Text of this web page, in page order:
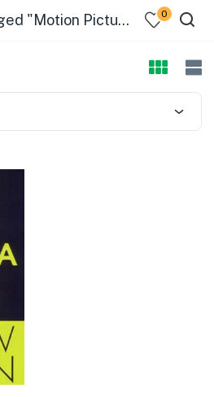
Products tagged "Motion Picture Actors And Actresses - United States" 0